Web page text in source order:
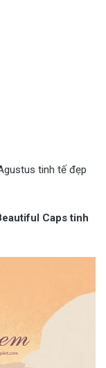
tinh tế đẹp
Caps tinh